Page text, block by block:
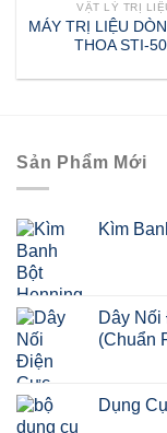
VẬT LÝ TRỊ
MÁY TRỊ LIỆU
THOA STI-
Sản Phẩm Mới
Kìm
Dây
(Chuẩn
Dụng